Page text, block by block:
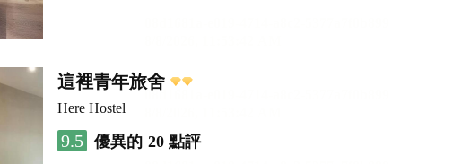
這裡青年旅舍
Here Hostel
9.5 優異的 20 點評